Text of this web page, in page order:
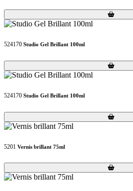
Loading...
Loading...
524170 Studio Gel Brillant 100ml
Loading...
Loading...
524170 Studio Gel Brillant 100ml
Loading...
Loading...
5201 Vernis brillant 75ml
Loading...
Loading...